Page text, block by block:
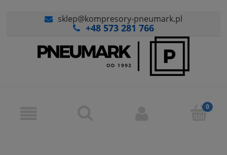
sklep@kompresory-pneumark.pl
+48 573 281 766